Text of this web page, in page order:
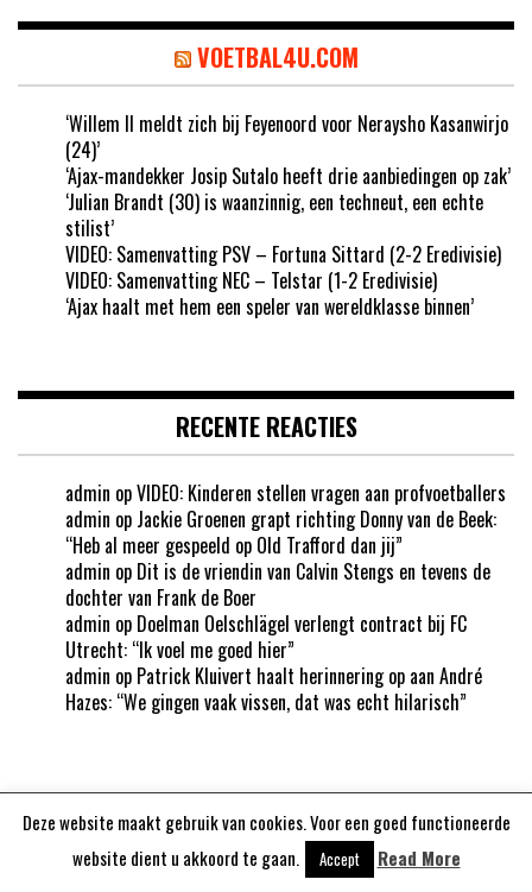
VOETBAL4U.COM
‘Willem II meldt zich bij Feyenoord voor Neraysho Kasanwirjo
(24)’
‘Ajax-mandekker Josip Sutalo heeft drie aanbiedingen op zak’
‘Julian Brandt (30) is waanzinnig, een techneut, een echte
stilist’
VIDEO: Samenvatting PSV – Fortuna Sittard (2-2 Eredivisie)
VIDEO: Samenvatting NEC – Telstar (1-2 Eredivisie)
‘Ajax haalt met hem een speler van wereldklasse binnen’
RECENTE REACTIES
admin opVIDEO: Kinderen stellen vragen aan profvoetballers
admin op Jackie Groenen grapt richting Donny van de Beek:
“Heb al meer gespeeld op Old Trafford dan jij”
admin op Dit is de vriendin van Calvin Stengs en tevens de
dochter van Frank de Boer
admin op Doelman Oelschlägel verlengt contract bij FC
Utrecht: “Ik voel me goed hier”
admin op Patrick Kluivert haalt herinnering op aan André
Hazes: “We gingen vaak vissen, dat was echt hilarisch”
Aangedreven doorWordPress
Deze website maakt gebruik van cookies. Voor een goed functioneerde
website dient u akkoord te gaan.
Accept Read More